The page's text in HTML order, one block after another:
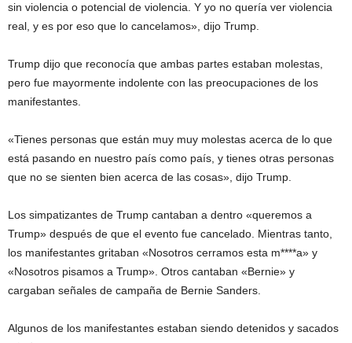
sin violencia o potencial de violencia. Y yo no quería ver violencia
real, y es por eso que lo cancelamos», dijo Trump.
Trump dijo que reconocía que ambas partes estaban molestas,
pero fue mayormente indolente con las preocupaciones de los
manifestantes.
«Tienes personas que están muy muy molestas acerca de lo que
está pasando en nuestro país como país, y tienes otras personas
que no se sienten bien acerca de las cosas», dijo Trump.
Los simpatizantes de Trump cantaban a dentro «queremos a
Trump» después de que el evento fue cancelado. Mientras tanto,
los manifestantes gritaban «Nosotros cerramos esta m****a» y
«Nosotros pisamos a Trump». Otros cantaban «Bernie» y
cargaban señales de campaña de Bernie Sanders.
Algunos de los manifestantes estaban siendo detenidos y sacados